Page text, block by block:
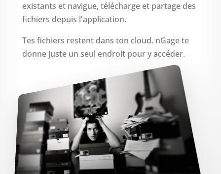
existants et navigue, télécharge et partage des
fichiers depuis l'application.
Tes fichiers restent dans ton cloud. nGage te
donne juste un seul endroit pour y accéder.